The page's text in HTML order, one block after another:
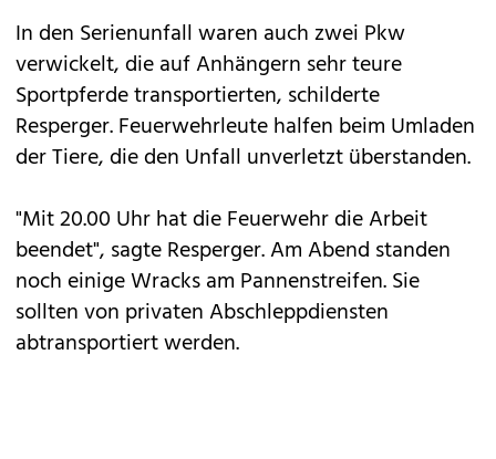
In den Serienunfall waren auch zwei Pkw
verwickelt, die auf Anhängern sehr teure
Sportpferde transportierten, schilderte
Resperger. Feuerwehrleute halfen beim Umladen
der Tiere, die den Unfall unverletzt überstanden.
"Mit 20.00 Uhr hat die Feuerwehr die Arbeit
beendet", sagte Resperger. Am Abend standen
noch einige Wracks am Pannenstreifen. Sie
sollten von privaten Abschleppdiensten
abtransportiert werden.